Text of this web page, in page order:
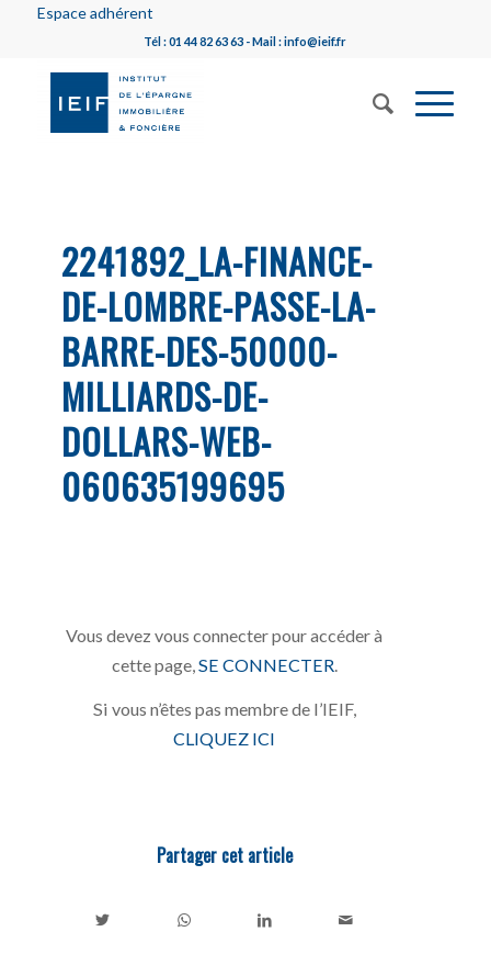
Espace adhérent
Tél : 01 44 82 63 63 - Mail : info@ieif.fr
2241892_LA-FINANCE-
DE-LOMBRE-PASSE-LA-
BARRE-DES-50000-
MILLIARDS-DE-
DOLLARS-WEB-
060635199695
Vous devez vous connecter pour accéder à
cette page, SE CONNECTER
Si vous n’êtes pas membre de l’IEIF,
CLIQUEZ ICI
Partager cet article